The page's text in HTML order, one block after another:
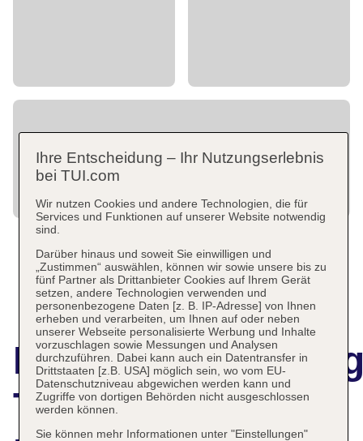
The Golden Ridge
Ihre Entscheidung – Ihr Nutzungserlebnis
bei TUI.com
Wir nutzen Cookies und andere Technologien, die für
Services und Funktionen auf unserer Website notwendig
sind.
Darüber hinaus und soweit Sie einwilligen und
„Zustimmen“ auswählen, können wir sowie unsere bis zu
fünf Partner als Drittanbieter Cookies auf Ihrem Gerät
setzen, andere Technologien verwenden und
personenbezogene Daten [z. B. IP-Adresse] von Ihnen
erheben und verarbeiten, um Ihnen auf oder neben
unserer Webseite personalisierte Werbung und Inhalte
vorzuschlagen sowie Messungen und Analysen
durchzuführen. Dabei kann auch ein Datentransfer in
Drittstaaten [z.B. USA] möglich sein, wo vom EU-
Datenschutzniveau abgewichen werden kann und
Zugriffe von dortigen Behörden nicht ausgeschlossen
werden können.
Sie können mehr Informationen unter "Einstellungen"